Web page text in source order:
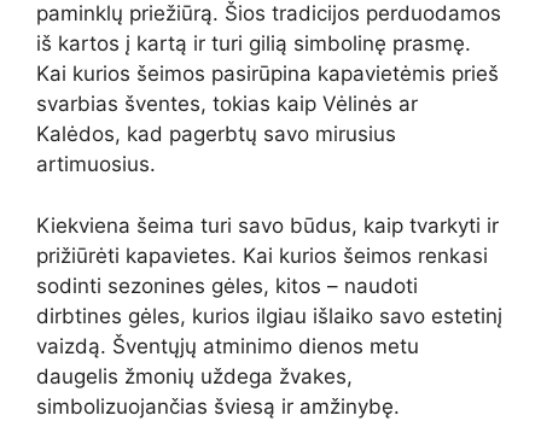
paminklų priežiūrą. Šios tradicijos perduodamos
iš kartos į kartą ir turi gilią simbolinę prasmę.
Kai kurios šeimos pasirūpina kapavietėmis prieš
svarbias šventes, tokias kaip Vėlinės ar
Kalėdos, kad pagerbtų savo mirusius
artimuosius.
Kiekviena šeima turi savo būdus, kaip tvarkyti ir
prižiūrėti kapavietes. Kai kurios šeimos renkasi
sodinti sezonines gėles, kitos – naudoti
dirbtines gėles, kurios ilgiau išlaiko savo estetinį
vaizdą. Šventųjų atminimo dienos metu
daugelis žmonių uždega žvakes,
simbolizuojančias šviesą ir amžinybę.